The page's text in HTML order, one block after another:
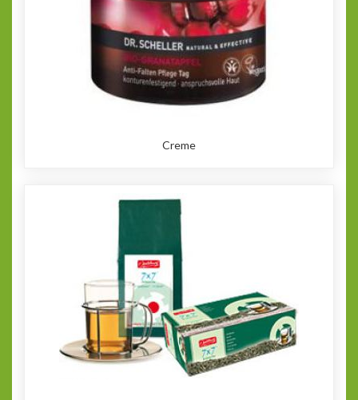
Creme